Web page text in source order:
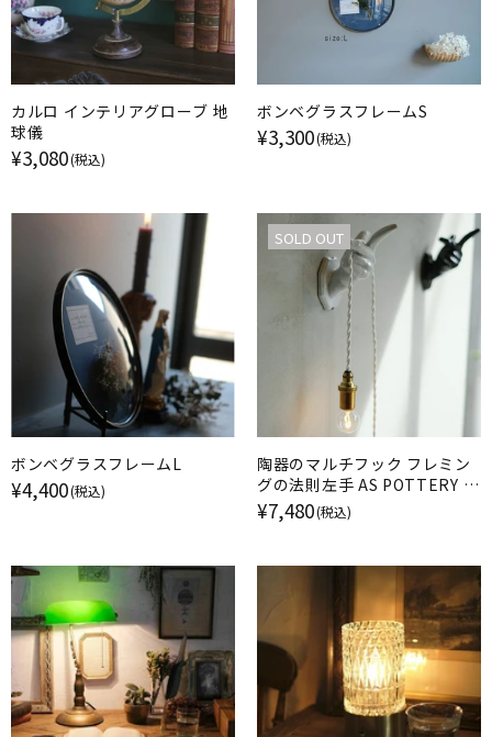
カルロ インテリアグローブ 地
球儀
¥3,080(税込)
ボンベグラスフレームS
¥3,300(税込)
ボンベグラスフレームL
¥4,400(税込)
SOLD OUT
陶器のマルチフック フレミン
グの法則左手 AS POTTERY ア
ズ・ポタリー
¥7,480(税込)